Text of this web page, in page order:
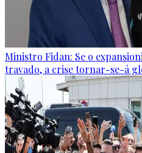
Ministro Fidan: Se o
travado, a crise tornar-se-á